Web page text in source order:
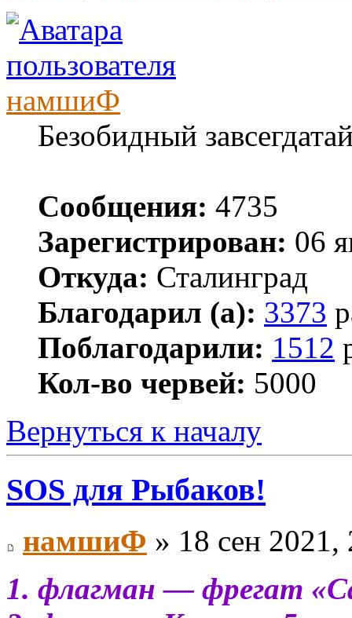
намшиФ
Безобидный
Сообщения: 4735
Зарегистрирован: 06
Откуда: Сталинград
Благодарил (а): 3373
Поблагодарили: 1512
Кол-во червей: 5000
Вернуться к началу
SOS для Рыбаков!
намшиФ » 18 сен 2021,
1. флагман — фрегат